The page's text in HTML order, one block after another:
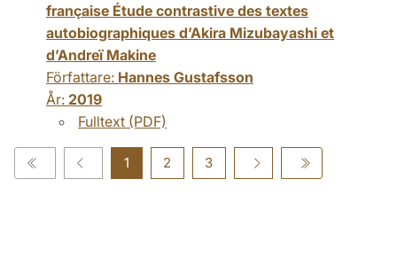
française Étude contrastive des textes
autobiographiques d’Akira Mizubayashi et
d’Andreï Makine
Författare: Hannes Gustafsson
År: 2019
Fulltext (PDF)
1 2 3